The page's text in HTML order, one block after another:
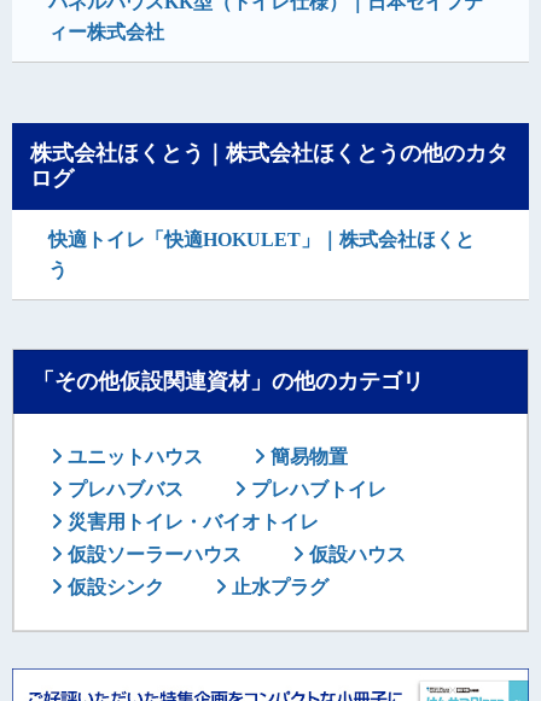
ィー株式会社
株式会社ほくとう｜株式会社ほくとうの他のカタ
ログ
快適トイレ「快適HOKULET」｜株式会社ほくと
う
「その他仮設関連資材」の他のカテゴリ
ユニットハウス
簡易物置
プレハブバス
プレハブトイレ
災害用トイレ・バイオトイレ
仮設ソーラーハウス
仮設ハウス
仮設シンク
止水プラグ